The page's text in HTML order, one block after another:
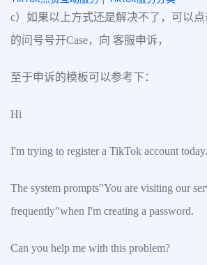
c）如果以上方式还是解决不了，可以
的问号号开Case，向 客服申诉，
至于申诉的模板可以参考下：
Hi
I'm trying to register a TikTok account today.
The system prompts"You are visiting our
frequently"when I'm creating a password.
Can you help me with this problem?